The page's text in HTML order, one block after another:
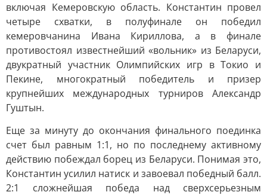
включая Кемеровскую область. Константин провел
четыре схватки, в полуфинале он победил
кемеровчанина Ивана Кириллова, а в финале
противостоял известнейший «вольник» из Беларуси,
двукратный участник Олимпийских игр в Токио и
Пекине, многократный победитель и призер
крупнейших международных турниров Александр
Гуштын.
Еще за минуту до окончания финального поединка
счет был равным 1:1, но по последнему активному
действию побеждал борец из Беларуси. Понимая это,
Константин усилил натиск и завоевал победный балл.
2:1 сложнейшая победа над сверхсерьезным